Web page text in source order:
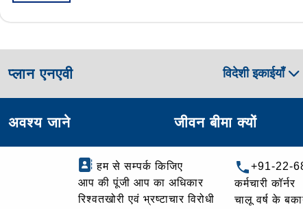
प्लान एनएवी विदेशी इकाईयाँ
अवश्य जाने जीवन बीमा क्यों
हम से सम्पर्क किजिए
आप की पूंजी आप का अधिकार
रिश्वतखोरी एवं भ्रष्टाचार विरोधी
+91-22-
कर्मचारी कॉर्नर
चालू वर्ष के